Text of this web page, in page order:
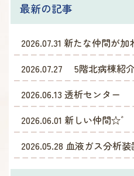
最新の記事
2026.07.31 新たな仲間が加
2026.07.27
5階北病棟紹
2026.06.13 透析センター
2026.06.01 新しい仲間☆゛
2026.05.28 血液ガス分析装